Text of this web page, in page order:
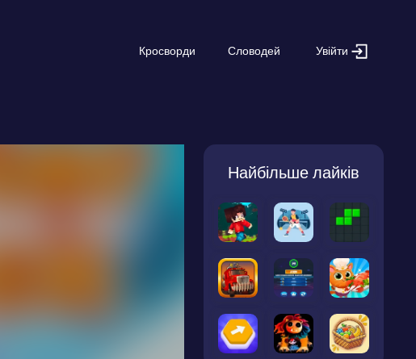
Кросворди Словодей Увійти
Найбільше лайків